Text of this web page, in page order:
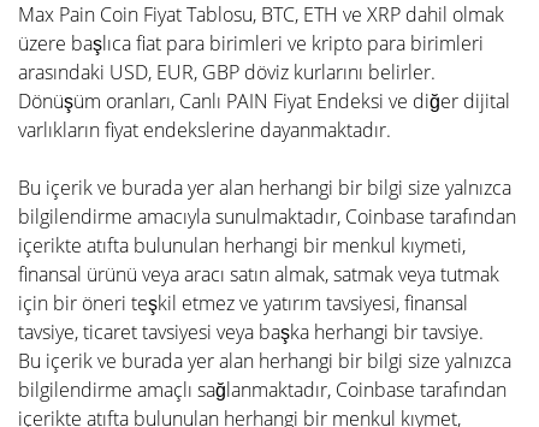
Max Pain Coin Fiyat Tablosu, BTC, ETH ve XRP dahil olmak
üzere başlıca fiat para birimleri ve kripto para birimleri
arasındaki USD, EUR, GBP döviz kurlarını belirler.
Dönüşüm oranları, Canlı PAIN Fiyat Endeksi ve diğer dijital
varlıkların fiyat endekslerine dayanmaktadır.
Bu içerik ve burada yer alan herhangi bir bilgi size yalnızca
bilgilendirme amacıyla sunulmaktadır, Coinbase tarafından
içerikte atıfta bulunulan herhangi bir menkul kıymeti,
finansal ürünü veya aracı satın almak, satmak veya tutmak
için bir öneri teşkil etmez ve yatırım tavsiyesi, finansal
tavsiye, ticaret tavsiyesi veya başka herhangi bir tavsiye.
Bu içerik ve burada yer alan herhangi bir bilgi size yalnızca
bilgilendirme amaçlı sağlanmaktadır, Coinbase tarafından
içerikte atıfta bulunulan herhangi bir menkul kıymet,